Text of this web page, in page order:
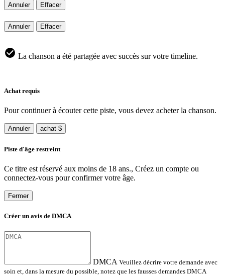
Annuler Effacer
Annuler Effacer
La chanson a été partagée avec succès sur votre timeline.
Achat requis
Pour continuer à écouter cette piste, vous devez acheter la chanson.
Annuler achat $
Piste d'âge restreint
Ce titre est réservé aux moins de 18 ans., Créez un compte ou
connectez-vous pour confirmer votre âge.
Fermer
Créer un avis de DMCA
DMCA Veuillez décrire votre demande avec
soin et, dans la mesure du possible, notez que les fausses demandes DMCA